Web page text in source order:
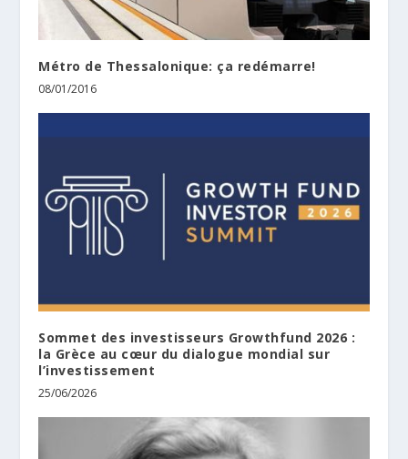
Métro de Thessalonique: ça redémarre!
08/01/2016
Sommet des investisseurs Growthfund 2026 :
la Grèce au cœur du dialogue mondial sur
l’investissement
25/06/2026